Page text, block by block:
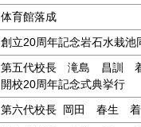
体育館落成
創立20周年記念岩石水栽池
第五代校長 滝島 昌訓
開校20周年記念式典挙行
第六代校長 岡田 春生